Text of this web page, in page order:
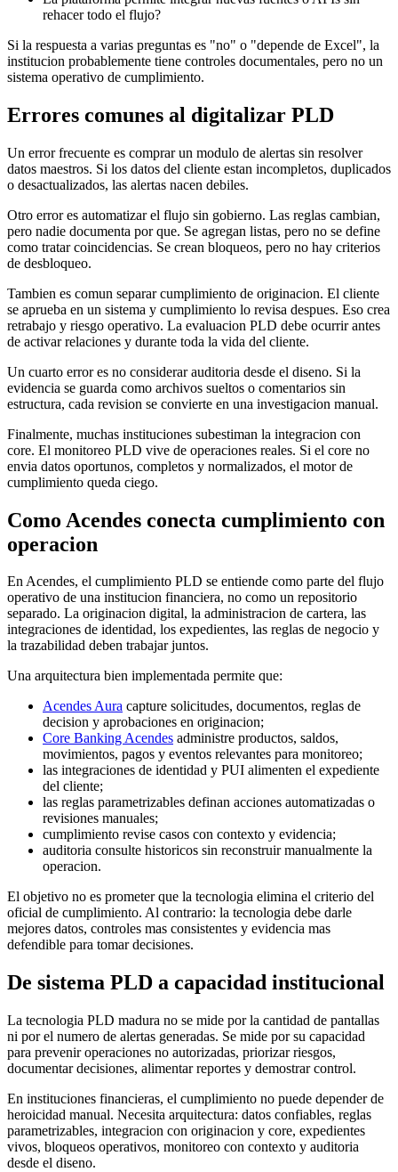
rehacer todo el flujo?
Si la respuesta a varias preguntas es "no" o "depende de Excel", la
institucion probablemente tiene controles documentales, pero no un
sistema operativo de cumplimiento.
Errores comunes al digitalizar PLD
Un error frecuente es comprar un modulo de alertas sin resolver
datos maestros. Si los datos del cliente estan incompletos, duplicados
o desactualizados, las alertas nacen debiles.
Otro error es automatizar el flujo sin gobierno. Las reglas cambian,
pero nadie documenta por que. Se agregan listas, pero no se define
como tratar coincidencias. Se crean bloqueos, pero no hay criterios
de desbloqueo.
Tambien es comun separar cumplimiento de originacion. El cliente
se aprueba en un sistema y cumplimiento lo revisa despues. Eso crea
retrabajo y riesgo operativo. La evaluacion PLD debe ocurrir antes
de activar relaciones y durante toda la vida del cliente.
Un cuarto error es no considerar auditoria desde el diseno. Si la
evidencia se guarda como archivos sueltos o comentarios sin
estructura, cada revision se convierte en una investigacion manual.
Finalmente, muchas instituciones subestiman la integracion con
core. El monitoreo PLD vive de operaciones reales. Si el core no
envia datos oportunos, completos y normalizados, el motor de
cumplimiento queda ciego.
Como Acendes conecta cumplimiento con
operacion
En Acendes, el cumplimiento PLD se entiende como parte del flujo
operativo de una institucion financiera, no como un repositorio
separado. La originacion digital, la administracion de cartera, las
integraciones de identidad, los expedientes, las reglas de negocio y
la trazabilidad deben trabajar juntos.
Una arquitectura bien implementada permite que:
Acendes Aura capture solicitudes, documentos, reglas de
decision y aprobaciones en originacion;
Core Banking Acendes administre productos, saldos,
movimientos, pagos y eventos relevantes para monitoreo;
las integraciones de identidad y PUI alimenten el expediente
del cliente;
las reglas parametrizables definan acciones automatizadas o
revisiones manuales;
cumplimiento revise casos con contexto y evidencia;
auditoria consulte historicos sin reconstruir manualmente la
operacion.
El objetivo no es prometer que la tecnologia elimina el criterio del
oficial de cumplimiento. Al contrario: la tecnologia debe darle
mejores datos, controles mas consistentes y evidencia mas
defendible para tomar decisiones.
De sistema PLD a capacidad institucional
La tecnologia PLD madura no se mide por la cantidad de pantallas
ni por el numero de alertas generadas. Se mide por su capacidad
para prevenir operaciones no autorizadas, priorizar riesgos,
documentar decisiones, alimentar reportes y demostrar control.
En instituciones financieras, el cumplimiento no puede depender de
heroicidad manual. Necesita arquitectura: datos confiables, reglas
parametrizables, integracion con originacion y core, expedientes
vivos, bloqueos operativos, monitoreo con contexto y auditoria
desde el diseno.